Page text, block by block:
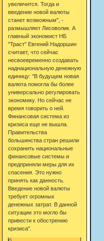
увеличится. Тогда и
введение новой валюты
станет возможным", -
размышляет Лисоволик. А
главный экономист НБ
"Траст" Евгений Надоршин
считает, что сейчас
несвоевременно создавать
наднациональную денежную
единицу: "В будущем новая
валюта помогла бы более
универсально регулировать
экономику. Но сейчас не
время говорить о ней.
Финансовая система из
кризиса еще не вышла.
Правительства
большинства стран решили
сохранить национальные
финансовые системы и
предприняли меры для их
спасения. Это нужно
принять как данность.
Введение новой валюты
требует огромных
денежных затрат. В данной
ситуации это могло бы
привести к обострению
кризиса".